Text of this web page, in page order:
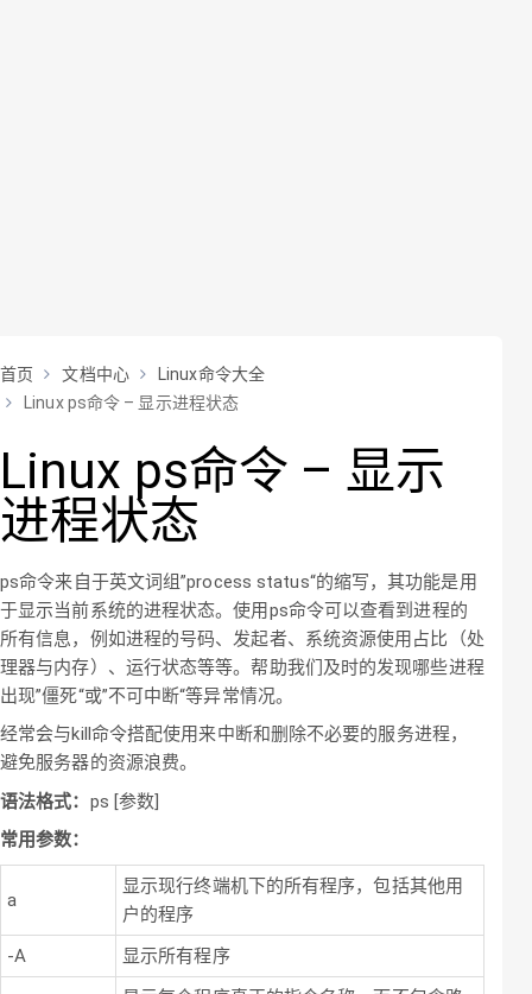
首页 文档中心
Linux命令大全
Linux ps命令 – 显示进程状态
Linux ps命令 – 显示
进程状态
ps命令来自于英文词组”process status“的缩写，其功能是用
于显示当前系统的进程状态。使用ps命令可以查看到进程的
所有信息，例如进程的号码、发起者、系统资源使用占比（处
理器与内存）、运行状态等等。帮助我们及时的发现哪些进程
出现”僵死“或”不可中断“等异常情况。
经常会与kill命令搭配使用来中断和删除不必要的服务进程，
避免服务器的资源浪费。
语法格式： ps [参数]
常用参数：
a
显示现行终端机下的所有程序，包括其他用
户的程序
-A
显示所有程序